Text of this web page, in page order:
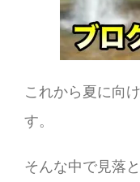
これから夏に向
す。
そんな中で見落